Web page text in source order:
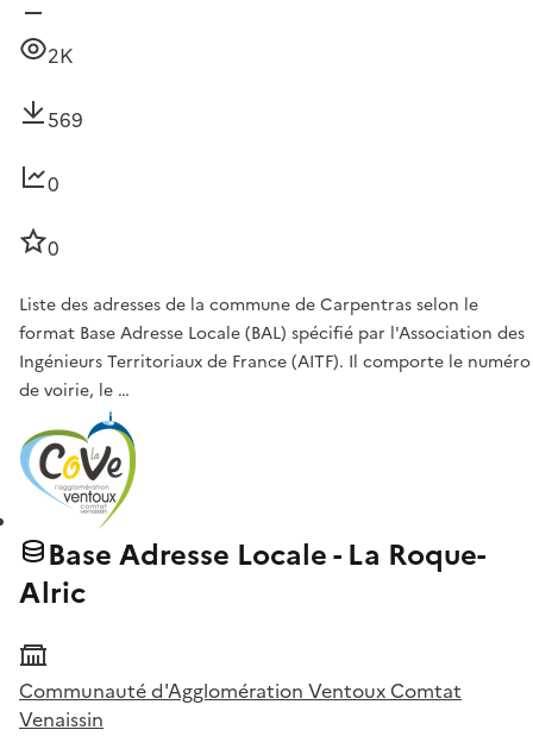
2K
569
0
0
Liste des adresses de la commune de Carpentras selon le
format Base Adresse Locale (BAL) spécifié par l'Association des
Ingénieurs Territoriaux de France (AITF). Il comporte le numéro
de voirie, le …
Base Adresse Locale - La Roque-
Alric
Communauté d'Agglomération Ventoux Comtat
Venaissin